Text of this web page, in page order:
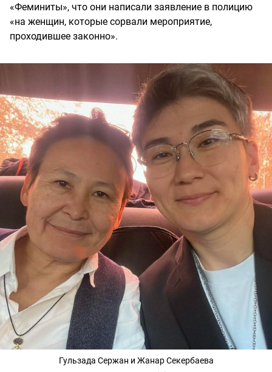
«Феминиты», что они написали заявление в полицию
«на женщин, которые сорвали мероприятие,
проходившее законно».
Гульзада Сержан и Жанар Секербаева